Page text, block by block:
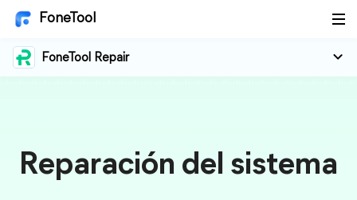
FoneTool
FoneTool Repair
Reparación del sistema